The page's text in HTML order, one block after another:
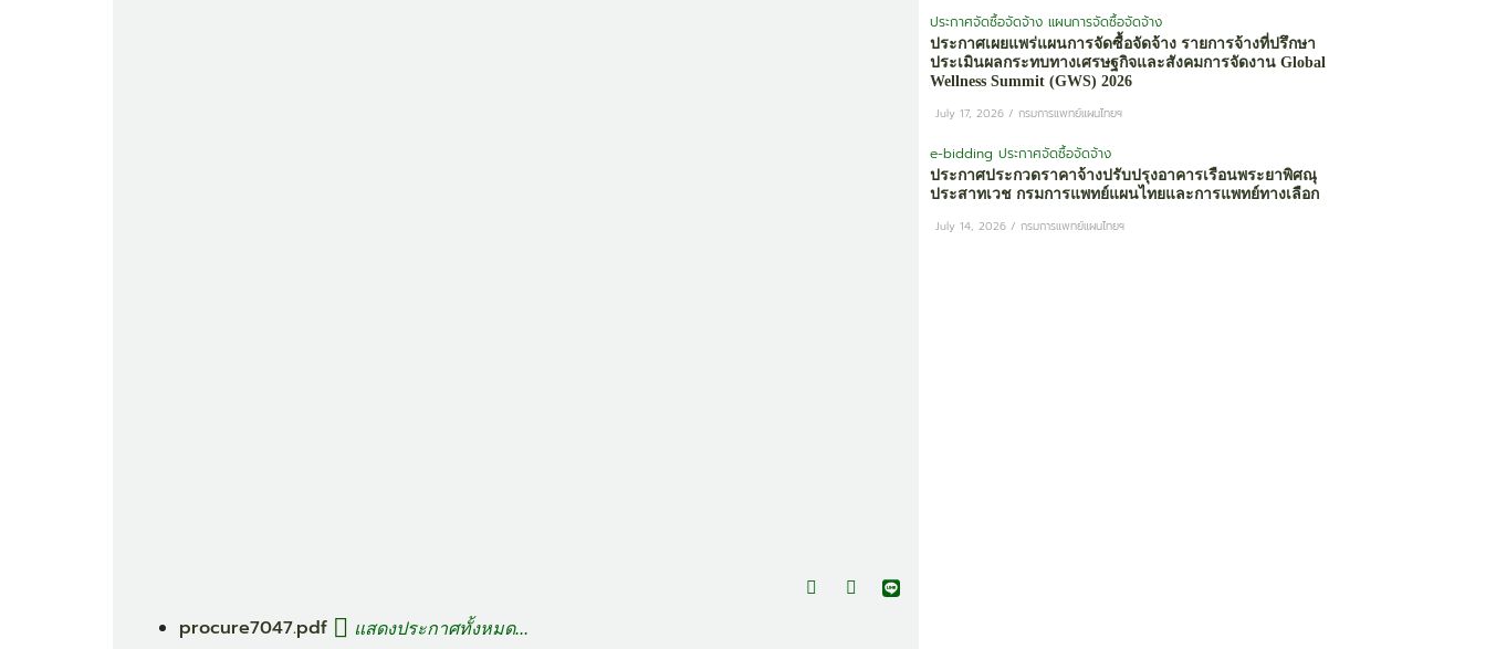
procure7047.pdf แสดงประกาศทั้งหมด...
ประกาศจัดซื้อจัดจ้าง แผนการจัดซื้อจัดจ้าง
ประกาศเผยแพร่แผนการจัดซื้อจัดจ้าง รายการจ้างที่ปรึกษา
ประเมินผลกระทบทางเศรษฐกิจและสังคมการจัดงาน Global
Wellness Summit (GWS) 2026
July 17, 2026 /กรมการแพทย์แผนไทยฯ
e-bidding ประกาศจัดซื้อจัดจ้าง
ประกาศประกวดราคาจ้างปรับปรุงอาคารเรือนพระยาพิศณุ
ประสาทเวช กรมการแพทย์แผนไทยและการแพทย์ทางเลือก
July 14, 2026 /กรมการแพทย์แผนไทยฯ